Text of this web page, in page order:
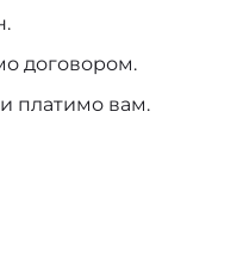
договором.
платимо вам.